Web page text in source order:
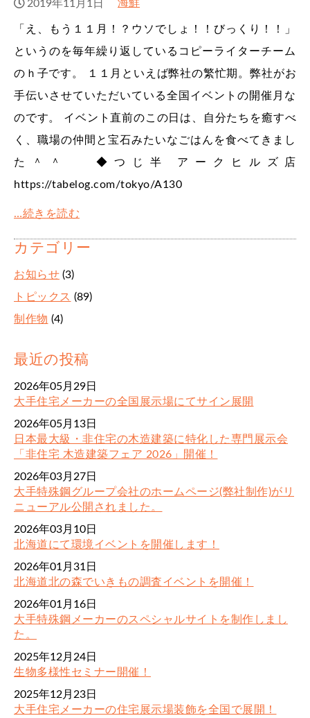
2019年11月1日 海鮮
「え、もう１１月！？ウソでしょ！！びっくり！！」
というのを毎年繰り返しているコピーライターチーム
のｈ子です。 １１月といえば弊社の繁忙期。弊社がお
手伝いさせていただいている全国イベントの開催月な
のです。 イベント直前のこの日は、自分たちを癒すべ
く、職場の仲間と宝石みたいなごはんを食べてきまし
た＾＾ ◆つじ半 アークヒルズ店
https://tabelog.com/tokyo/A130
…続きを読む
カテゴリー
お知らせ (3)
トピックス (89)
制作物 (4)
最近の投稿
2026年05月29日
大手住宅メーカーの全国展示場にてサイン展開
2026年05月13日
日本最大級・非住宅の木造建築に特化した専門展示会
「非住宅 木造建築フェア 2026」開催！
2026年03月27日
大手特殊鋼グループ会社のホームページ(弊社制作)がリ
ニューアル公開されました。
2026年03月10日
北海道にて環境イベントを開催します！
2026年01月31日
北海道北の森でいきもの調査イベントを開催！
2026年01月16日
大手特殊鋼メーカーのスペシャルサイトを制作しまし
た。
2025年12月24日
生物多様性セミナー開催！
2025年12月23日
大手住宅メーカーの住宅展示場装飾を全国で展開！